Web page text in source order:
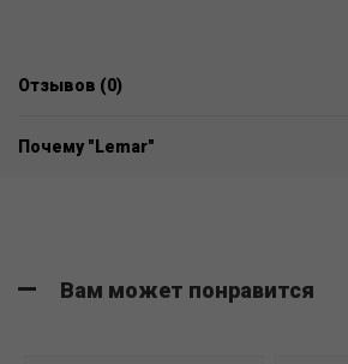
Отзывов (0)
Почему "Lemar"
Вам может понравится